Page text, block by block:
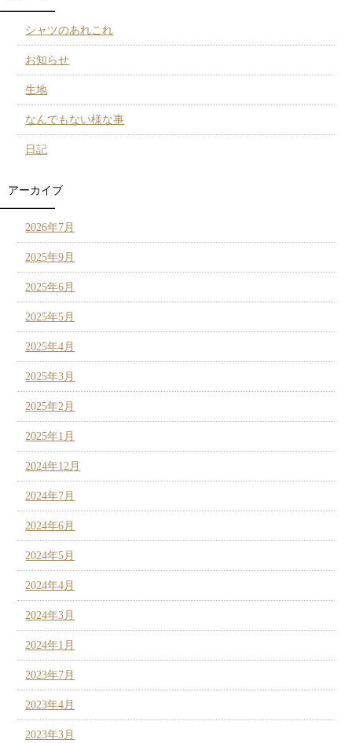
シャツのあれこれ
お知らせ
生地
なんでもない様な事
日記
アーカイブ
2026年7月
2025年9月
2025年6月
2025年5月
2025年4月
2025年3月
2025年2月
2025年1月
2024年12月
2024年7月
2024年6月
2024年5月
2024年4月
2024年3月
2024年1月
2023年7月
2023年4月
2023年3月